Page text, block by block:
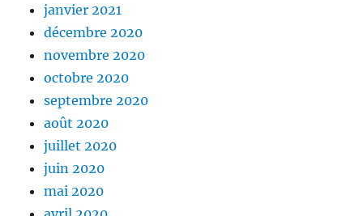
janvier 2021
décembre 2020
novembre 2020
octobre 2020
septembre 2020
août 2020
juillet 2020
juin 2020
mai 2020